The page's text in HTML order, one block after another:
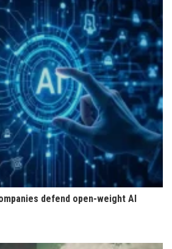
defend open-weight AI